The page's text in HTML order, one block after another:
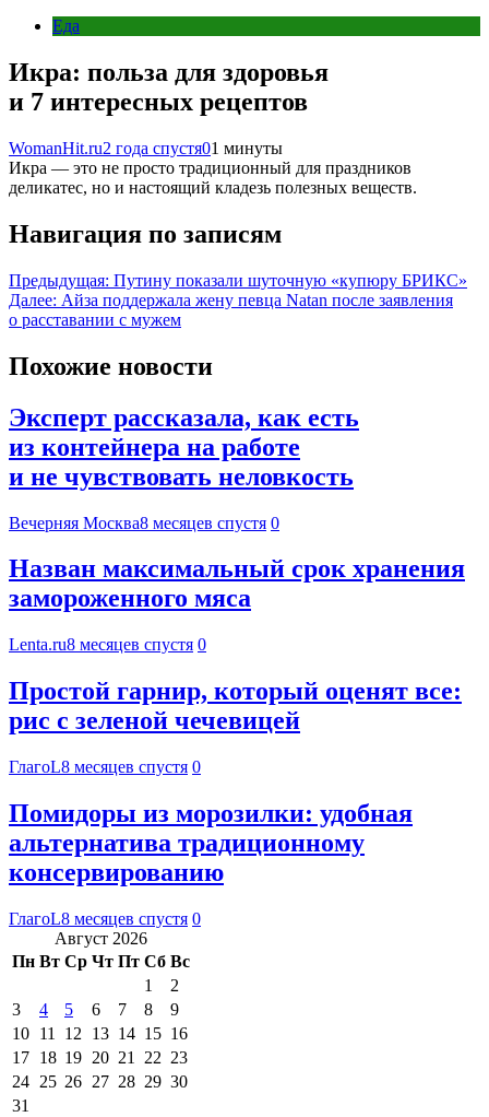
Еда
Икра: польза для здоровья
и 7 интересных рецептов
WomanHit.ru2 года спустя01 минуты
Икра — это не просто традиционный для праздников
деликатес, но и настоящий кладезь полезных веществ.
Навигация по записям
Предыдущая: Путину показали шуточную «купюру БРИКС»
Далее: Айза поддержала жену певца Natan после заявления
о расставании с мужем
Похожие новости
Эксперт рассказала, как есть
из контейнера на работе
и не чувствовать неловкость
Вечерняя Москва8 месяцев спустя 0
Назван максимальный срок хранения
замороженного мяса
Lenta.ru8 месяцев спустя 0
Простой гарнир, который оценят все:
рис с зеленой чечевицей
ГлагоL8 месяцев спустя 0
Помидоры из морозилки: удобная
альтернатива традиционному
консервированию
ГлагоL8 месяцев спустя 0
Август 2026
Пн Вт Ср Чт Пт Сб Вс
1
2
3
4 5 6 7 8
9
10 11 12 13 14 15 16
17 18 19 20 21 22 23
24 25 26 27 28 29 30
31